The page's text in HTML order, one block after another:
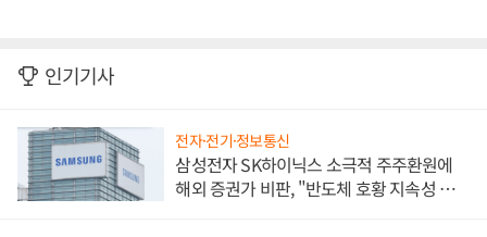
인기기사
전자·전기·정보통신
삼성전자 SK하이닉스 소극적 주주환원에
해외 증권가 비판, "반도체 호황 지속성 의